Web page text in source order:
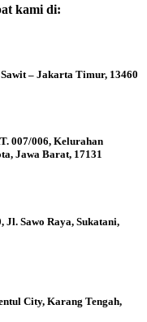
kami di:
– Jakarta Timur, 13460
007/006, Kelurahan
Jawa Barat, 17131
Jl. Sawo Raya, Sukatani,
City, Karang Tengah,